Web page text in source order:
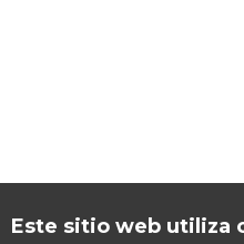
Este sitio web utiliza